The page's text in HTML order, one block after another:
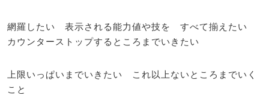
網羅したい 表示される能力値や技を すべて揃えたい
カウンターストップするところまでいきたい
上限いっぱいまでいきたい これ以上ないところまでいく
こと